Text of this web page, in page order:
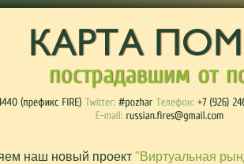
наш новый проект "Виртуальная